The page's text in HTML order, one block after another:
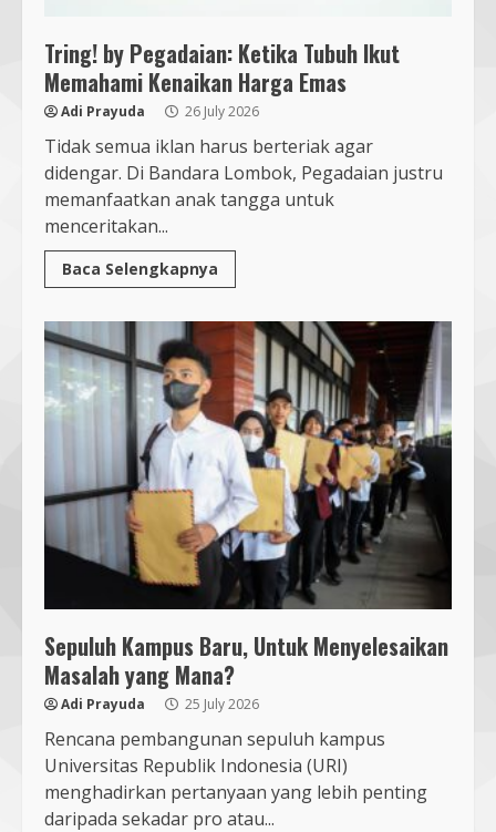
Tring! by Pegadaian: Ketika Tubuh Ikut
Memahami Kenaikan Harga Emas
Adi Prayuda 26 July 2026
Tidak semua iklan harus berteriak agar
didengar. Di Bandara Lombok, Pegadaian justru
memanfaatkan anak tangga untuk
menceritakan...
Baca Selengkapnya
Sepuluh Kampus Baru, Untuk Menyelesaikan
Masalah yang Mana?
Adi Prayuda 25 July 2026
Rencana pembangunan sepuluh kampus
Universitas Republik Indonesia (URI)
menghadirkan pertanyaan yang lebih penting
daripada sekadar pro atau...